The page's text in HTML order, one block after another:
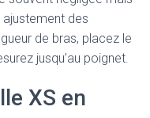
ajustement des
de bras, placez le
jusqu’au poignet.
XS en